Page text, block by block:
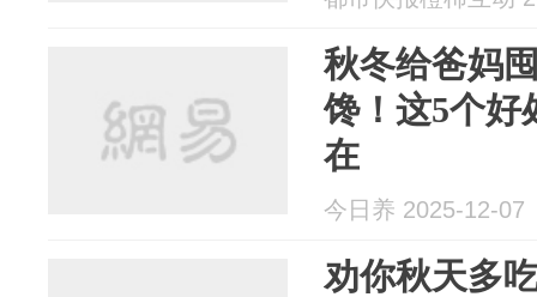
秋冬给爸妈
馋！这5个好
在
今日养 2025-12-07
劝你秋天多